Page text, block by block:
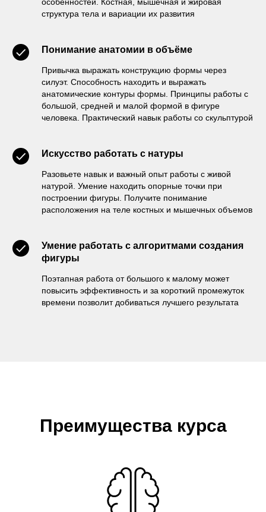
структура тела и вариации их развития
Понимание анатомии в объёме
Привычка выражать конструкцию формы через
силуэт. Способность находить и выражать
анатомические контуры формы. Принципы работы с
большой, средней и малой формой в фигуре
человека. Практический навык работы со скульптурой
Искусство работать с натуры
Разовьете навык и важный опыт работы с живой
натурой. Умение находить опорные точки при
построении фигуры. Получите понимание
расположения на теле костных и мышечных объемов
Умение работать с алгоритмами создания
фигуры
Поэтапная работа от большого к малому может
повысить эффективность и за короткий промежуток
времени позволит добиваться лучшего результата
Преимущества курса